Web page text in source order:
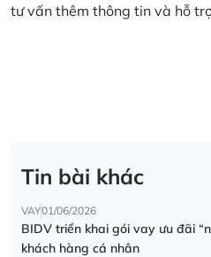
tư vấn thêm thông tin và hỗ
Tin bài khác
VAY01/06/2026
BIDV triển khai gói vay ưu đãi
khách hàng cá nhân